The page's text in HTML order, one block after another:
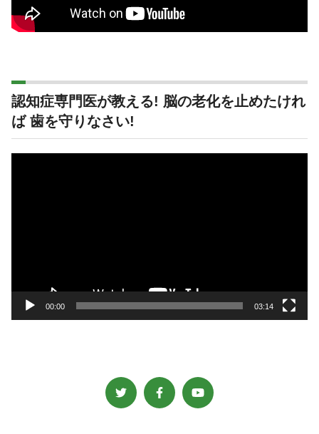
認知症専門医が教える! 脳の老化を止めたけれ
ば 歯を守りなさい!
00:00 03:14